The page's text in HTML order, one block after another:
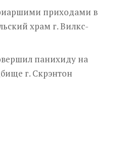
приходами в
храм г. Вилкс-
панихиду на
г. Скрэнтон